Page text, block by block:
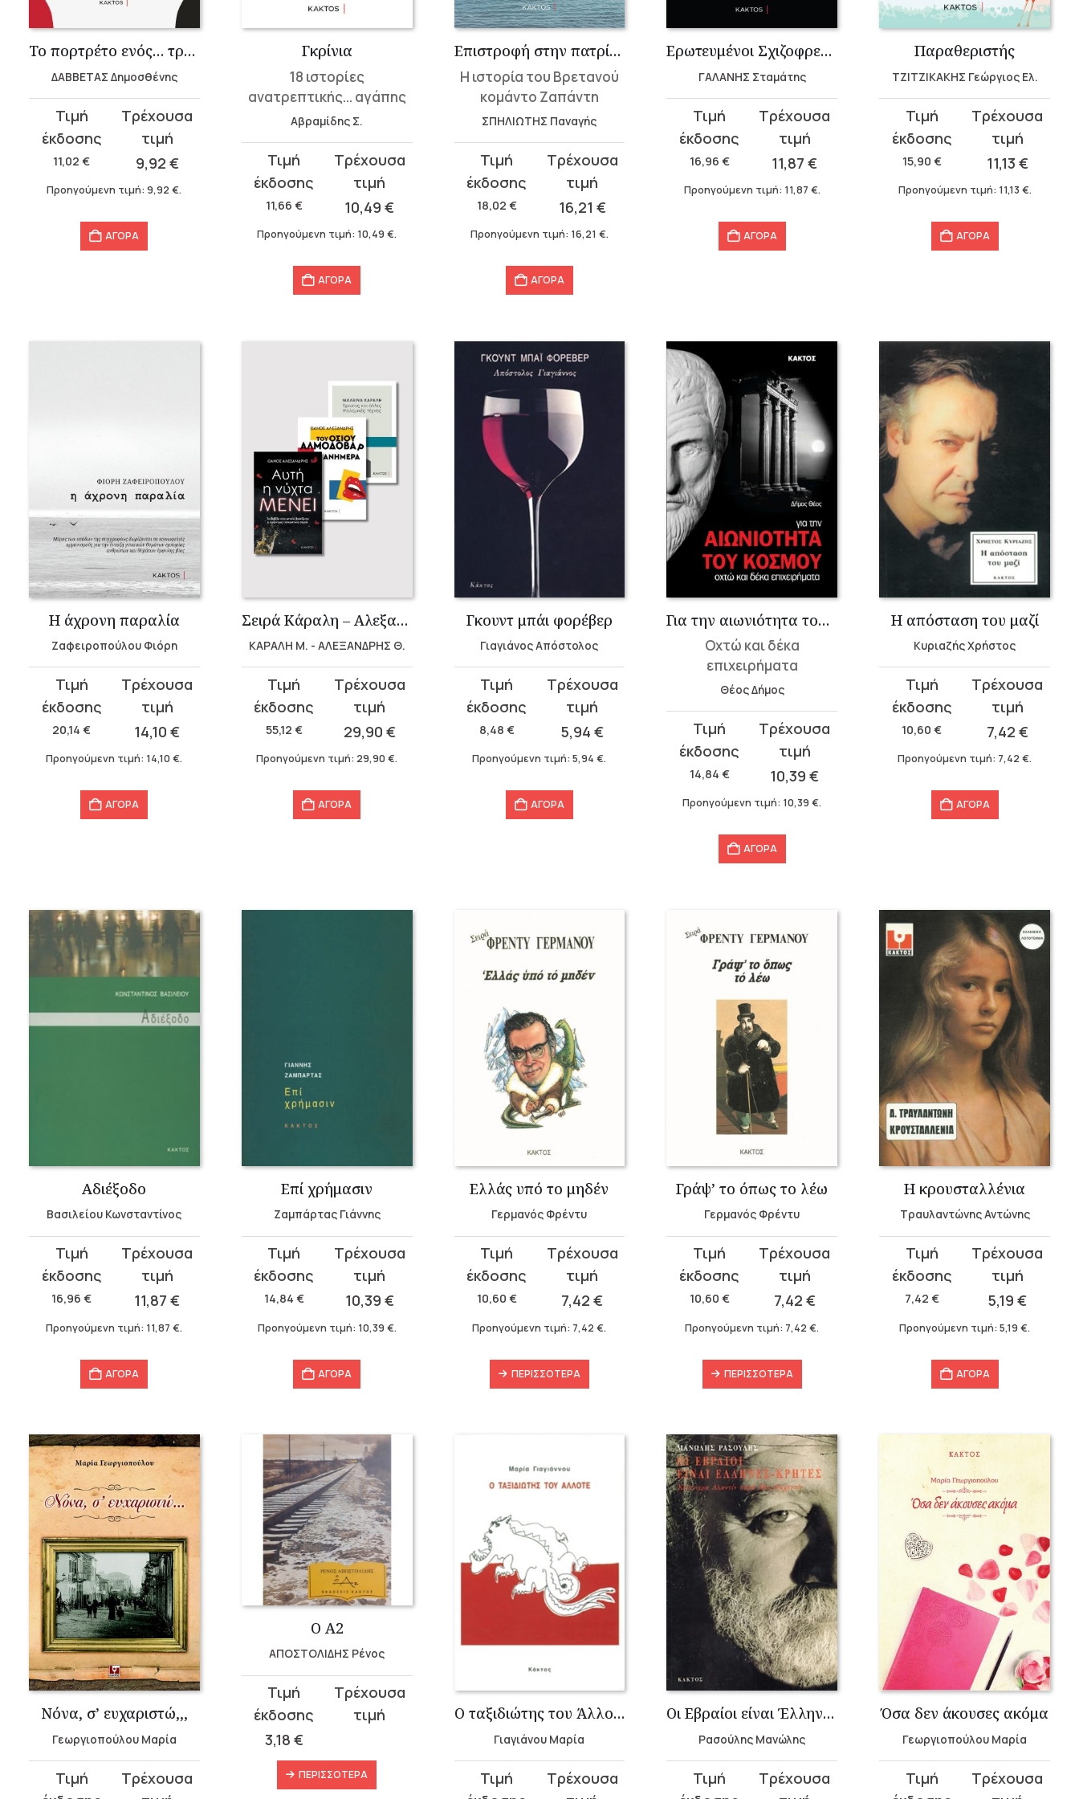
Το πορτρέτο ενός… τρομοκράτη
ΔΑΒΒΕΤΑΣ Δημοσθένης
11,02€
Original
price
was:
11,02 €.
9,92 €
τρέχουσα
τιμή
είναι:Προηγούμενη τιμή:9,92€.
ΑΓΟΡΑ
Γκρίνια
18 ιστορίες
ανατρεπτικής... αγάπης
Αβραμίδης Σ.
11,66 €
Original
price
was:
11,66 €.
10,49€
τρέχουσα
τιμή
είναι:
Προηγούμενη τιμή: 10,49€.
ΑΓΟΡΑ
Επιστροφή στην πατρίδα
Η ιστορία του Βρετανού
κομάντο Ζαπάντη
ΣΠΗΛΙΩΤΗΣ Παναγής
18,02 €
Original
price
was:
18,02 €.
16,21 €
τρέχουσα
τιμή
είναι:
Προηγούμενη τιμή: 16,21 €.
ΑΓΟΡΑ
Ερωτευμένοι Σχιζοφρενείς
ΓΑΛΑΝΗΣ Σταμάτης
16,96 €
Original
price
was:
16,96 €.
11,87€
τρέχουσα
τιμή
είναι:Προηγούμενη τιμή: 11,87 €.
ΑΓΟΡΑ
Παραθεριστής
ΤΖΙΤΖΙΚΑΚΗΣ Γεώργιος Ελ.
15,90 €
Original
price
was:
15,90 €.
11,13 €
τρέχουσα
τιμή
είναι:Προηγούμενη τιμή: 11,13 €.
ΑΓΟΡΑ
Η άχρονη παραλία
Ζαφειροπούλου Φιόρη
20,14€
Original
price
was:
20,14 €.
14,10€
τρέχουσα
τιμή
είναι:
Προηγούμενη τιμή: 14,10€.
ΑΓΟΡΑ
Σειρά Κάραλη – Αλεξανδρής
ΚΑΡΑΛΗ Μ. - ΑΛΕΞΑΝΔΡΗΣ Θ.
55,12 €
Original
price
was:
55,12 €.
29,90 €
τρέχουσα
τιμή
είναι:
Προηγούμενη τιμή: 29,90€.
ΑΓΟΡΑ
Γκουντ μπάι φορέβερ
Γιαγιάνος Απόστολος
8,48 €
Original
price
was:
8,48 €.
5,94€
τρέχουσα
τιμή
είναι:Προηγούμενη τιμή:5,94€.
ΑΓΟΡΑ
Για την αιωνιότητα του κόσμου
Οχτώ και δέκα
επιχειρήματα
Θέος Δήμος
14,84 €
Original
price
was:
14,84 €.
10,39€
τρέχουσα
τιμή
είναι:
Προηγούμενη τιμή: 10,39€.
ΑΓΟΡΑ
Η απόσταση του μαζί
Κυριαζής Χρήστος
10,60€
Original
price
was:
10,60 €.
7,42 €
τρέχουσα
τιμή
είναι:Προηγούμενη τιμή: 7,42€.
ΑΓΟΡΑ
Αδιέξοδο
Βασιλείου Κωνσταντίνος
16,96€
Original
price
was:
16,96 €.
11,87€
τρέχουσα
τιμή
είναι:
Προηγούμενη τιμή: 11,87€.
ΑΓΟΡΑ
Επί χρήμασιν
Ζαμπάρτας Γιάννης
14,84 €
Original
price
was:
14,84 €.
10,39 €
τρέχουσα
τιμή
είναι:
Προηγούμενη τιμή: 10,39 €.
ΑΓΟΡΑ
Ελλάς υπό το μηδέν
Γερμανός Φρέντυ
10,60 €
Original
price
was:
10,60 €.
7,42€
τρέχουσα
τιμή
είναι:Προηγούμενη τιμή: 7,42€.
ΠΕΡΙΣΣΌΤΕΡΑ
Γράψ’ το όπως το λέω
Γερμανός Φρέντυ
10,60 €
Original
price
was:
10,60 €.
7,42 €
τρέχουσα
τιμή
είναι:Προηγούμενη τιμή: 7,42€.
ΠΕΡΙΣΣΌΤΕΡΑ
Η κρουσταλλένια
Τραυλαντώνης Αντώνης
7,42 €
Original
price
was:
7,42 €.
5,19€
τρέχουσα
τιμή
είναι:Προηγούμενη τιμή:5,19€.
ΑΓΟΡΑ
Νόνα, σ’ ευχαριστώ,,,
Γεωργιοπούλου Μαρία
Original
Ο Α2
ΑΠΟΣΤΟΛΙΔΗΣ Ρένος
3,18 €
ΠΕΡΙΣΣΌΤΕΡΑ
Ο ταξιδιώτης του Άλλοτε
Γιαγιάνου Μαρία
Original
Οι Εβραίοι είναι Έλληνες Κρήτες
Ρασούλης Μανώλης
Original
Όσα δεν άκουσες ακόμα
Γεωργιοπούλου Μαρία
Original